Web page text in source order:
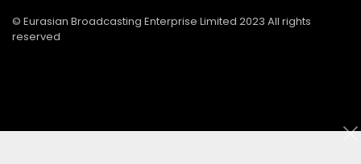
© Eurasian Broadcasting Enterprise Limited 2023 All rights
reserved